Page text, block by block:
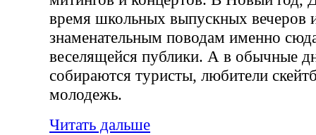
время школьных выпускных вечеров
знаменательным поводам именно
веселящейся публики. А в обычные
собираются туристы, любители
молодежь.
Читать дальше